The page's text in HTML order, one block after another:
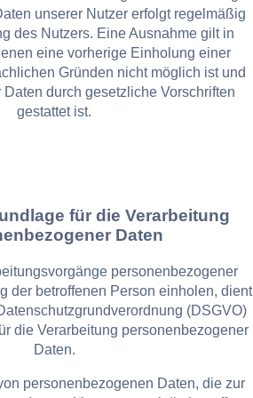
unserer Nutzer erfolgt regelmäßig
des Nutzers. Eine Ausnahme gilt in
eine vorherige Einholung einer
Gründen nicht möglich ist und
durch gesetzliche Vorschriften
gestattet ist.
für die Verarbeitung
Daten
personenbezogener
der betroffenen Person einholen, dient
(DSGVO)
die Verarbeitung personenbezogener
Daten.
personenbezogenen Daten, die zur